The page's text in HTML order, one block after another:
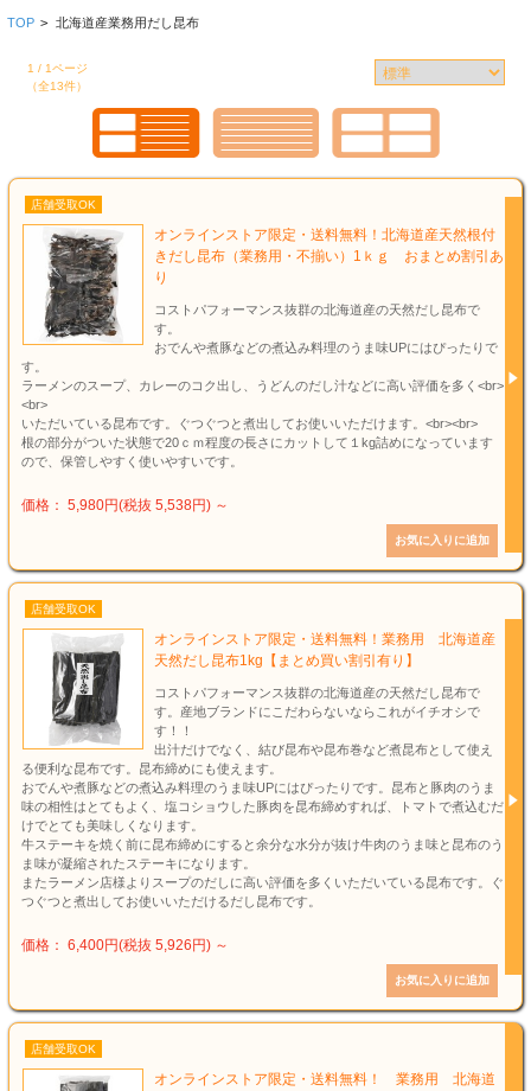
TOP > 北海道産業務用だし昆布
1 / 1ページ
（全13件）
店舗受取OK
オンラインストア限定・送料無料！北海道産天然根付
きだし昆布（業務用・不揃い）1ｋｇ おまとめ割引あ
り
コストパフォーマンス抜群の北海道産の天然だし昆布で
す。
おでんや煮豚などの煮込み料理のうま味UPにはぴったりで
す。
ラーメンのスープ、カレーのコク出し、うどんのだし汁などに高い評価を多く<br>
<br>
いただいている昆布です。ぐつぐつと煮出してお使いいただけます。<br><br>
根の部分がついた状態で20ｃｍ程度の長さにカットして１kg詰めになっています
ので、保管しやすく使いやすいです。
価格： 5,980円(税抜 5,538円) ～
店舗受取OK
オンラインストア限定・送料無料！業務用 北海道産
天然だし昆布1kg【まとめ買い割引有り】
コストパフォーマンス抜群の北海道産の天然だし昆布で
す。産地ブランドにこだわらないならこれがイチオシで
す！！
出汁だけでなく、結び昆布や昆布巻など煮昆布として使え
る便利な昆布です。昆布締めにも使えます。
おでんや煮豚などの煮込み料理のうま味UPにはぴったりです。昆布と豚肉のうま
味の相性はとてもよく、塩コショウした豚肉を昆布締めすれば、トマトで煮込むだ
けでとても美味しくなります。
牛ステーキを焼く前に昆布締めにすると余分な水分が抜け牛肉のうま味と昆布のう
ま味が凝縮されたステーキになります。
またラーメン店様よりスープのだしに高い評価を多くいただいている昆布です。ぐ
つぐつと煮出してお使いいただけるだし昆布です。
価格： 6,400円(税抜 5,926円) ～
店舗受取OK
オンラインストア限定・送料無料！ 業務用 北海道